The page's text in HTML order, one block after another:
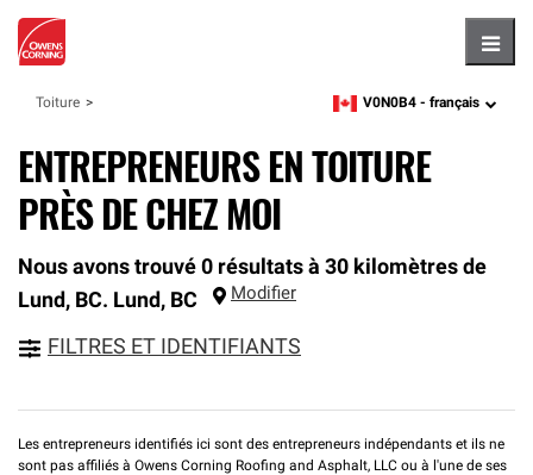
Toiture zipcode,language
V0N0B4 - français
ENTREPRENEURS EN TOITURE
PRÈS DE CHEZ MOI
Nous avons trouvé 0 résultats à 30 kilomètres de
Lund, BC. Lund, BC Modifier
FILTRES ET IDENTIFIANTS
Les entrepreneurs identifiés ici sont des entrepreneurs indépendants et ils ne
sont pas affiliés à Owens Corning Roofing and Asphalt, LLC ou à l'une de ses